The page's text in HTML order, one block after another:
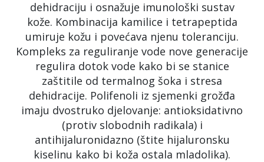
dehidraciju i osnažuje imunološki sustav
kože. Kombinacija kamilice i tetrapeptida
umiruje kožu i povećava njenu toleranciju.
Kompleks za reguliranje vode nove generacije
regulira dotok vode kako bi se stanice
zaštitile od termalnog šoka i stresa
dehidracije. Polifenoli iz sjemenki grožđa
imaju dvostruko djelovanje: antioksidativno
(protiv slobodnih radikala) i
antihijaluronidazno (štite hijaluronsku
kiselinu kako bi koža ostala mladolika).